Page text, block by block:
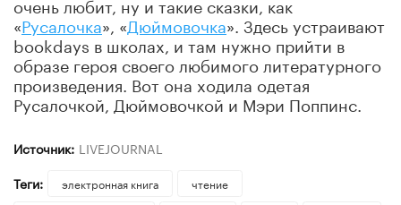
«Русалочка», «Дюймовочка». Здесь устраивают
bookdays в школах, и там нужно прийти в
образе героя своего любимого литературного
произведения. Вот она ходила одетая
Русалочкой, Дюймовочкой и Мэри Поппинс.
Источник: LIVEJOURNAL
Теги:
электронная книга
чтение